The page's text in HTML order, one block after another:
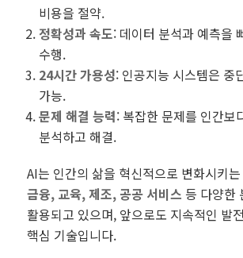
비용을 절약.
정확성과 속도: 데이터 분석과 예측을
수행.
24시간 가용성: 인공지능 시스템은 중
가능.
문제 해결 능력: 복잡한 문제를 인간보
분석하고 해결.
AI는 인간의 삶을 혁신적으로 변화시키
금융, 교육, 제조, 공공 서비스 등 다양한
활용되고 있으며, 앞으로도 지속적인 발
핵심 기술입니다.